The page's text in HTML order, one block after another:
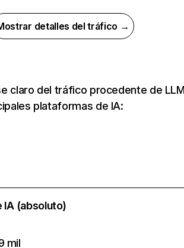
detalles del tráfico →
claro del tráfico procedente de
plataformas de IA:
(absoluto)
mil